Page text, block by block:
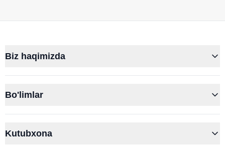
Biz haqimizda
Bo'limlar
Kutubxona